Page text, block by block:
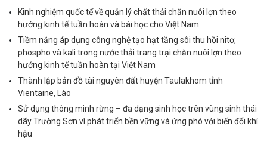
Kinh nghiệm quốc tế về quản lý chất thải chăn nuôi lợn theo
hướng kinh tế tuần hoàn và bài học cho Việt Nam
Tiềm năng áp dụng công nghệ tạo hạt tầng sôi thu hồi nitơ,
phospho và kali trong nước thải trang trại chăn nuôi lợn theo
hướng kinh tế tuần hoàn tại Việt Nam
Thành lập bản đồ tài nguyên đất huyện Taulakhom tỉnh
Vientaine, Lào
Sử dụng thông minh rừng – đa dạng sinh học trên vùng sinh thái
dãy Trường Sơn vì phát triển bền vững và ứng phó với biến đổi khí
hậu